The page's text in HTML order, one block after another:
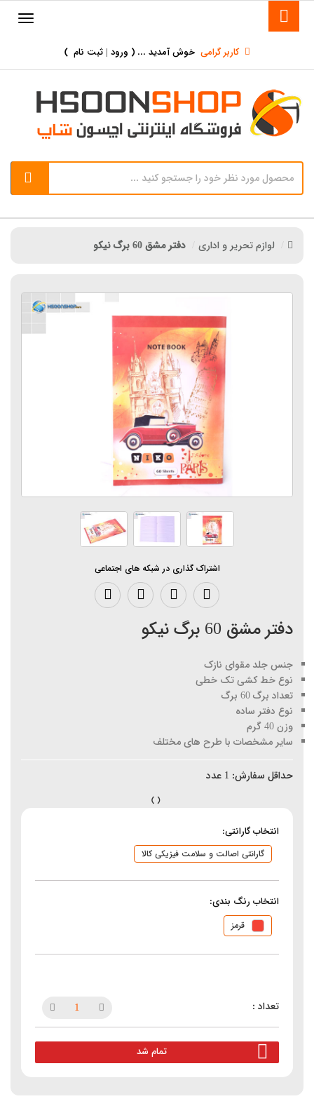
کاربر گرامی خوش آمدید ... ( ورود | ثبت نام )
لوازم تحریر و اداری دفتر مشق 60 برگ نیکو
اشتراک گذاری در شبکه های اجتماعی
دفتر مشق 60 برگ نیکو
جنس جلد مقوای نازک
نوع خط کشی تک خطی
تعداد برگ 60 برگ
نوع دفتر ساده
وزن 40 گرم
سایر مشخصات با طرح های مختلف
حداقل سفارش: 1 عدد
انتخاب گارانتی:
گارانتی اصالت و سلامت فیزیکی کالا
انتخاب رنگ بندی:
قرمز
تمام شد